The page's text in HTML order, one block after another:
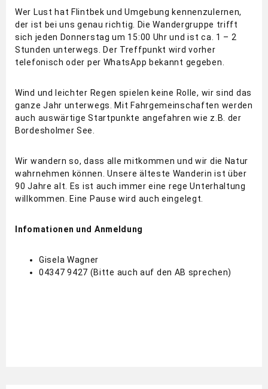
Wer Lust hat Flintbek und Umgebung kennenzulernen,
der ist bei uns genau richtig. Die Wandergruppe trifft
sich jeden Donnerstag um 15:00 Uhr und ist ca. 1 – 2
Stunden unterwegs. Der Treffpunkt wird vorher
telefonisch oder per WhatsApp bekannt gegeben.
Wind und leichter Regen spielen keine Rolle, wir sind das
ganze Jahr unterwegs. Mit Fahrgemeinschaften werden
auch auswärtige Startpunkte angefahren wie z.B. der
Bordesholmer See.
Wir wandern so, dass alle mitkommen und wir die Natur
wahrnehmen können. Unsere älteste Wanderin ist über
90 Jahre alt. Es ist auch immer eine rege Unterhaltung
willkommen. Eine Pause wird auch eingelegt.
Infomationen und Anmeldung
Gisela Wagner
04347 9427 (Bitte auch auf den AB sprechen)